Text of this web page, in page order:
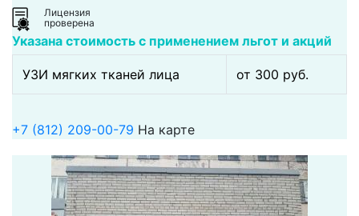
Лицензия
проверена
Указана стоимость с применением льгот и акций
УЗИ мягких тканей лица от 300 pуб.
+7 (812) 209-00-79 На карте